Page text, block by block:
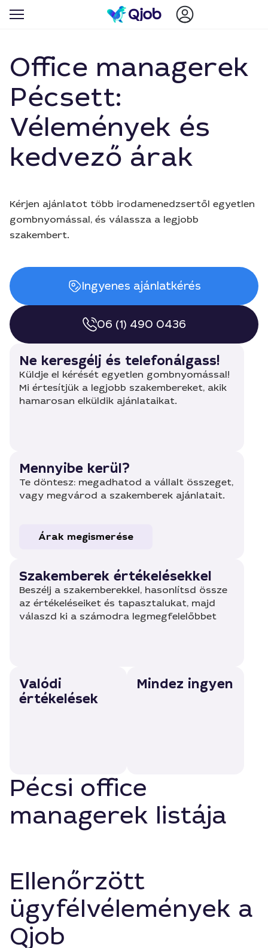
Office managerek
Pécsett:
Vélemények és
kedvező árak
Kérjen ajánlatot több irodamenedzsertől egyetlen
gombnyomással, és válassza a legjobb
szakembert.
Ingyenes ajánlatkérés
06 (1) 490 0436
Ne keresgélj és telefonálgass!
Küldje el kérését egyetlen gombnyomással!
Mi értesítjük a legjobb szakembereket, akik
hamarosan elküldik ajánlataikat.
Mennyibe kerül?
Te döntesz: megadhatod a vállalt összeget,
vagy megvárod a szakemberek ajánlatait.
Árak megismerése
Szakemberek értékelésekkel
Beszélj a szakemberekkel, hasonlítsd össze
az értékeléseiket és tapasztalukat, majd
válaszd ki a számodra legmegfelelőbbet
Valódi
értékelések
Mindez ingyen
Pécsi office
managerek listája
Ellenőrzött
ügyfélvélemények a
Qjob